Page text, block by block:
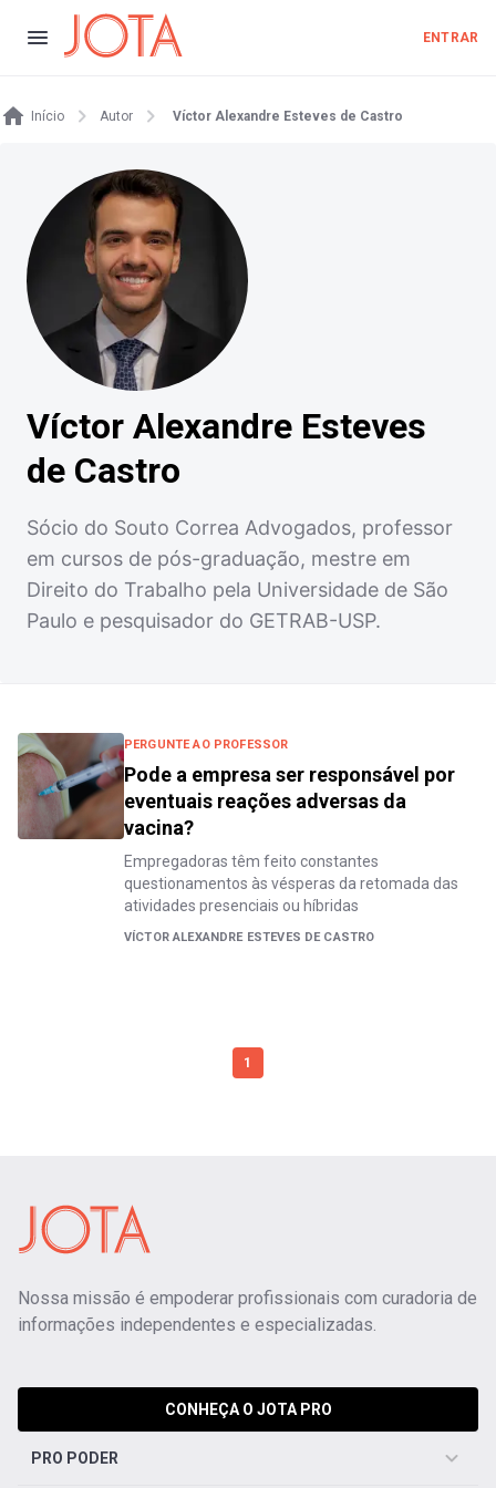
ENTRAR
Início Autor Víctor Alexandre Esteves de Castro
Víctor Alexandre Esteves
de Castro
Sócio do Souto Correa Advogados, professor
em cursos de pós-graduação, mestre em
Direito do Trabalho pela Universidade de São
Paulo e pesquisador do GETRAB-USP.
PERGUNTE AO PROFESSOR
Pode a empresa ser responsável por
eventuais reações adversas da
vacina?
Empregadoras têm feito constantes
questionamentos às vésperas da retomada das
atividades presenciais ou híbridas
VÍCTOR ALEXANDRE ESTEVES DE CASTRO
1
Nossa missão é empoderar profissionais com curadoria de
informações independentes e especializadas.
CONHEÇA O JOTA PRO
PRO PODER